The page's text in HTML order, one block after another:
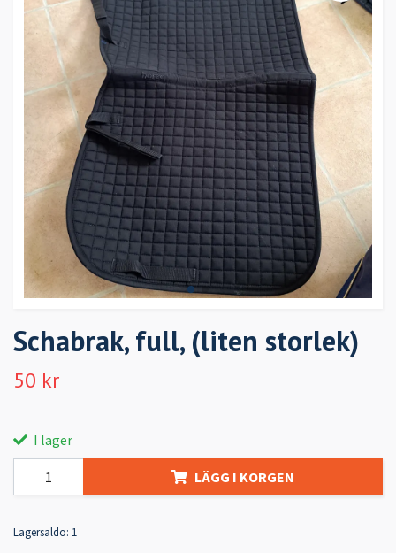
Schabrak, full, (liten storlek)
50 kr
I lager
LÄGG I KORGEN
Lagersaldo: 1